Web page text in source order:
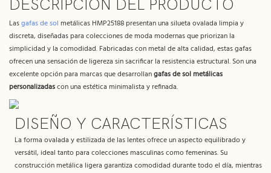
DESCRIPCIÓN DEL PRODUCTO
Lasgafas de sol metálicas HMP25188 presentan una silueta ovalada limpia y
discreta, diseñadas para colecciones de moda modernas que priorizan la
simplicidad y la comodidad. Fabricadas con metal de alta calidad, estas gafas
ofrecen una sensación de ligereza sin sacrificar la resistencia estructural. Son una
excelente opción para marcas que desarrollangafas de sol metálicas
personalizadascon una estética minimalista y refinada.
DISEÑO Y CARACTERÍSTICAS
La forma ovalada y estilizada de las lentes ofrece un aspecto equilibrado y
versátil, ideal tanto para colecciones masculinas como femeninas. Su
construcción metálica ligera garantiza comodidad durante todo el día, mientras